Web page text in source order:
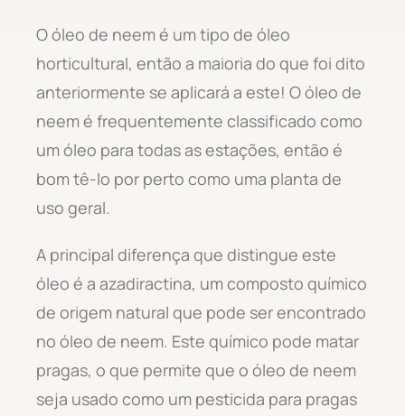
O óleo de neem é um tipo de óleo
horticultural, então a maioria do que foi dito
anteriormente se aplicará a este! O óleo de
neem é frequentemente classificado como
um óleo para todas as estações, então é
bom tê-lo por perto como uma planta de
uso geral.
A principal diferença que distingue este
óleo é a azadiractina, um composto químico
de origem natural que pode ser encontrado
no óleo de neem. Este químico pode matar
pragas, o que permite que o óleo de neem
seja usado como um pesticida para pragas